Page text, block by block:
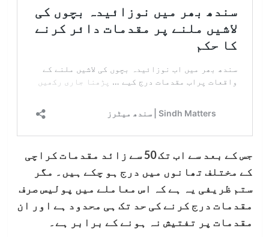
جس کے بعد سے اب تک 50 سے زائد مقدمات کراچی
کے مختلف تھانوں میں درج ہو چکے ہیں۔ مگر
ستم ظریفی یہ ہے کہ اس معاملے میں پولیس صرف
مقدمات درج کرنے کی حد تک ہی محدود ہے اور ان
مقدمات پر تفتیش نہ ہونے کے برابر ہے۔